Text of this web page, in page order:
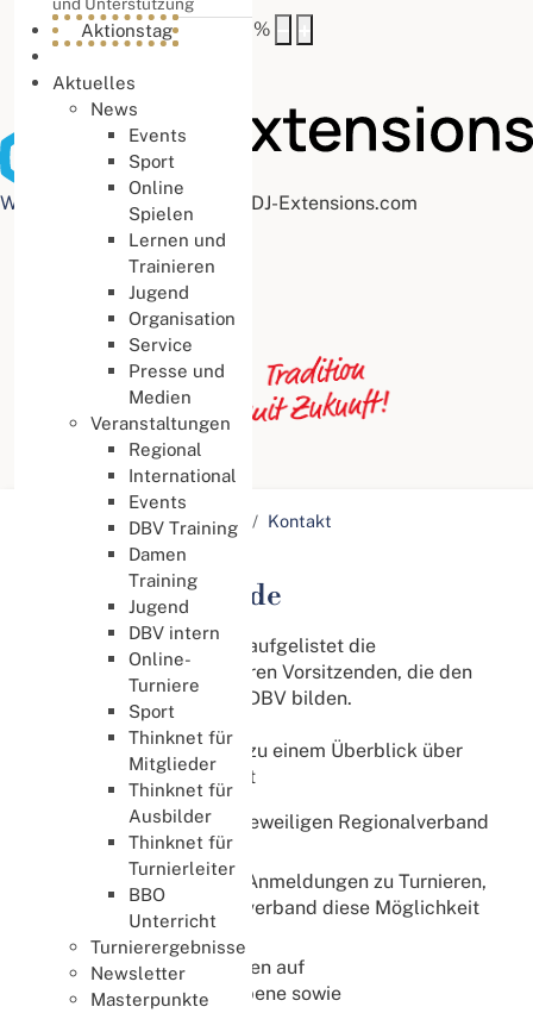
Buchstabenabstand
%
Web Accessibility plugin by DJ-Extensions.com
Aktionstag
Aktuelles
News
Events
Sport
Online
Spielen
Lernen und
Trainieren
Jugend
Organisation
Service
Presse und
Medien
Veranstaltungen
Regional
International
Events
DBV Training
Damen
Training
Jugend
DBV intern
Online-
Turniere
Sport
Thinknet für
Mitglieder
Thinknet für
Ausbilder
Thinknet für
Turnierleiter
BBO
Unterricht
Turnierergebnisse
Newsletter
Masterpunkte
Aktuelle Seite: Startseite
Kontakt
Regionalverbände
Regionalverbände
Nachfolgend finden Sie aufgelistet die
Regionalverbände mit ihren Vorsitzenden, die den
sogenannten Beirat des DBV bilden.
Der obere Link führt Sie zu einem Überblick über
den Regionalverband mit
einer Liste der zum jeweiligen Regionalverband
gehörenden Vereine;
der Möglichkeit für Anmeldungen zu Turnieren,
sofern der Regionalverband diese Möglichkeit
den Masterpunktlisten auf
Regionalverbandsebene sowie